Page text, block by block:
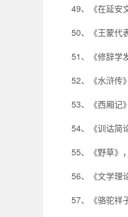
49、《在延安文
50、《王蒙代表
51、《修辞学发
52、《水浒传》
53、《西厢记》
54、《训诂简论
55、《野草》，
56、《文学理论
57、《骆驼祥子